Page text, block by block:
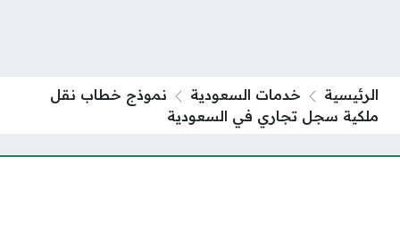
الرئيسية خدمات السعودية
نموذج خطاب نقل
ملكية سجل تجاري في السعودية